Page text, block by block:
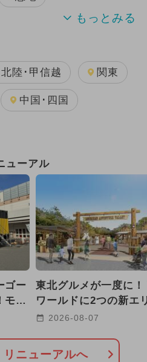
クター 雨の日OK
ーク)
ク
ト
北陸･甲信越 関東
中国･四国
ューアル
ゴー
モバ
取
東北グルメが一度に！
ワールドに2つの新エ
生 弓矢や宝石探しも
2026-08-07
リニューアルへ